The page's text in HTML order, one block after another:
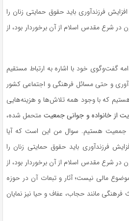
فرزندآوری باید حقوق حمایتی زنان را
در شرع مقدس اسلام از آن برخوردار بود، از
گفت‌وگوی خود با اشاره به ارتباط مستقیم
و حتی مسائل فرهنگی و اجتماعی کشور
هستیم که با وجود همه تلاش‌ها و هزینه‌هایی
از خانواده و جوانی جمعیت متحمل شده،
هستیم. سوال من این است که آیا
فرزندآوری باید حقوق حمایتی زنان را
در شرع مقدس اسلام از آن برخوردار بود، از
مالی نیست؛ آثار و تبعات آن در حوزه
مانند حجاب، عفاف و حیا نیز نمایان